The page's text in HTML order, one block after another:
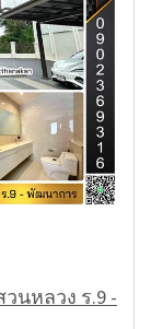
วนหลวง ร.9 -